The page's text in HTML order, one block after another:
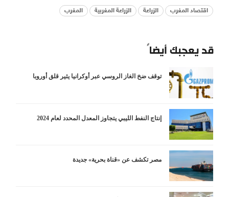
اقتصاد المغرب الزراعة الزراعة المغربية المغرب
قد يعجبك أيضاً
توقف ضخ الغاز الروسي عبر أوكرانيا يثير قلق أوروبا
إنتاج النفط الليبي يتجاوز المعدل المحدد لعام 2024
مصر تكشف عن «قناة بحرية» جديدة